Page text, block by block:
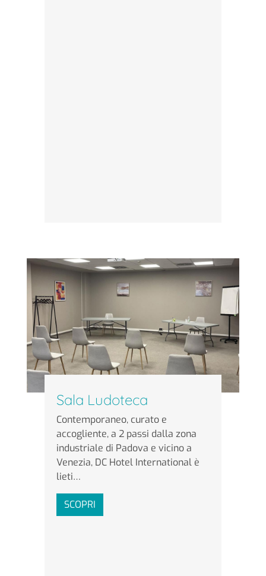
Sala Ludoteca
Contemporaneo, curato e
accogliente, a 2 passi dalla zona
industriale di Padova e vicino a
Venezia, DC Hotel International è
lieti…
SCOPRI